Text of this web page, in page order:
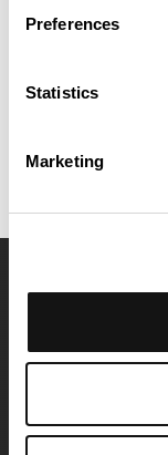
Preferences
Statistics
Marketing
Última actualización
OpenRunner
Empleo
Contacto